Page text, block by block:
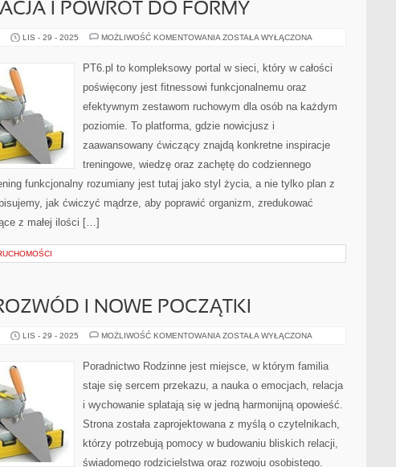
I POWRÓT DO FORMY
LIS - 29 - 2025 MOŻLIWOŚĆ KOMENTOWANIA TRENING
POWIETRZU
I
DO
ZOSTAŁA WYŁĄCZONA
PT6.pl to kompleksowy portal w sieci, który w całości
poświęcony jest fitnessowi funkcjonalnemu oraz
efektywnym zestawom ruchowym dla osób na każdym
poziomie. To platforma, gdzie nowicjusz i
zaawansowany ćwiczący znajdą konkretne inspiracje
treningowe, wiedzę oraz zachętę do codziennego
funkcjonalny rozumiany jest tutaj jako styl życia, a nie tylko plan z
jak ćwiczyć mądrze, aby poprawić organizm, zredukować
z małej ilości […]
I NOWE POCZĄTKI
LIS - 29 - 2025 MOŻLIWOŚĆ KOMENTOWANIA EMOCJE
NOWE
ZOSTAŁA WYŁĄCZONA
Poradnictwo Rodzinne jest miejsce, w którym familia
staje się sercem przekazu, a nauka o emocjach, relacja
i wychowanie splatają się w jedną harmonijną opowieść.
Strona została zaprojektowana z myślą o czytelnikach,
którzy potrzebują pomocy w budowaniu bliskich relacji,
świadomego rodzicielstwa oraz rozwoju osobistego.